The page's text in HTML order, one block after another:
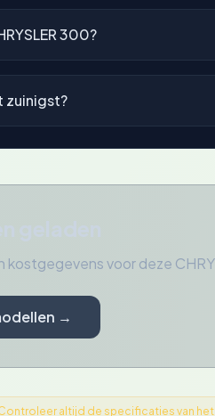
300?
zuinigst?
kostgegevens voor deze
→
altijd de specificaties van